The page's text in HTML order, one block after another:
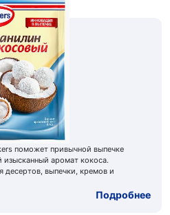
поможет привычной выпечке
изысканный аромат кокоса.
десертов, выпечки, кремов и
Подробнее